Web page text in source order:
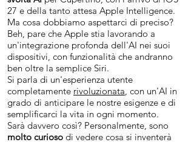
27 e della tanto attesa Apple Intelligence.
Ma cosa dobbiamo aspettarci di preciso?
Beh, pare che Apple stia lavorando a
un'integrazione profonda dell'AI nei suoi
dispositivi, con funzionalità che andranno
ben oltre la semplice Siri.
Si parla di un'esperienza utente
completamente rivoluzionata, con un'AI in
grado di anticipare le nostre esigenze e di
semplificarci la vita in ogni momento.
Sarà davvero così? Personalmente, sono
molto curioso di vedere cosa si inventerà